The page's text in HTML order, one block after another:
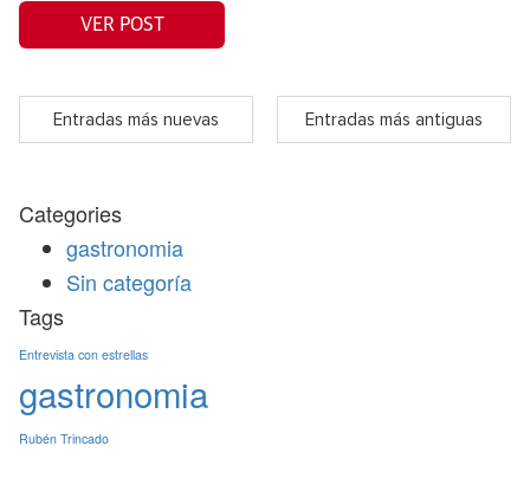
VER POST
Entradas más nuevas Entradas más antiguas
Categories
gastronomia
Sin categoría
Tags
Entrevista con estrellas
gastronomia
Rubén Trincado